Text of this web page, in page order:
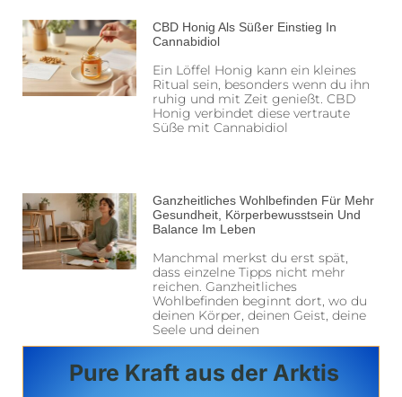
CBD Honig Als Süßer Einstieg In
Cannabidiol
Ein Löffel Honig kann ein kleines
Ritual sein, besonders wenn du ihn
ruhig und mit Zeit genießt. CBD
Honig verbindet diese vertraute
Süße mit Cannabidiol
Ganzheitliches Wohlbefinden Für Mehr
Gesundheit, Körperbewusstsein Und
Balance Im Leben
Manchmal merkst du erst spät,
dass einzelne Tipps nicht mehr
reichen. Ganzheitliches
Wohlbefinden beginnt dort, wo du
deinen Körper, deinen Geist, deine
Seele und deinen
Pure Kraft aus der Arktis